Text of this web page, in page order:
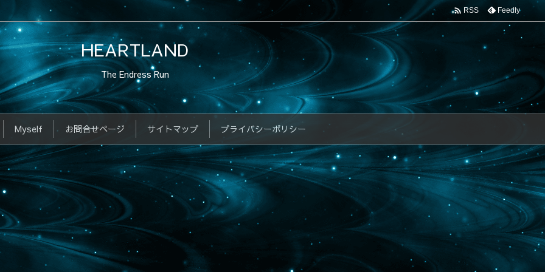
HEARTLAND
The Endress Run
Myself お問合せページ サイトマップ プライバシーポリシー
 RSS Feedly